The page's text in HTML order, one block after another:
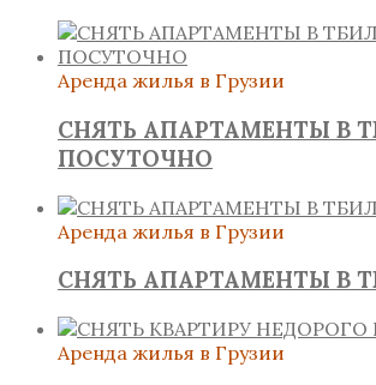
Аренда жилья в Грузии
СНЯТЬ АПАРТАМЕНТЫ В
ПОСУТОЧНО
Аренда жилья в Грузии
СНЯТЬ АПАРТАМЕНТЫ В
Аренда жилья в Грузии